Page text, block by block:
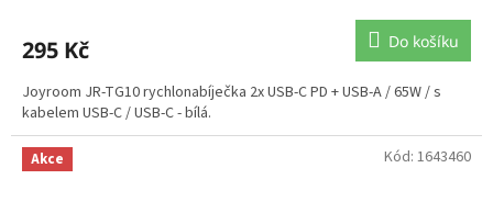
295 Kč Do košíku
Joyroom JR-TG10 rychlonabíječka 2x USB-C PD + USB-A / 65W / s
kabelem USB-C / USB-C - bílá.
Akce Kód: 1643460